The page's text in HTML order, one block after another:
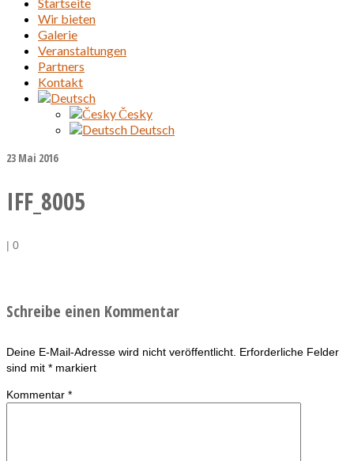
Wir bieten
Galerie
Veranstaltungen
Partners
Kontakt
Česky
Deutsch
23 Mai 2016
IFF_8005
| 0
Schreibe einen Kommentar
Deine E-Mail-Adresse wird nicht veröffentlicht. Erforderliche Felder
sind mit * markiert
Kommentar *